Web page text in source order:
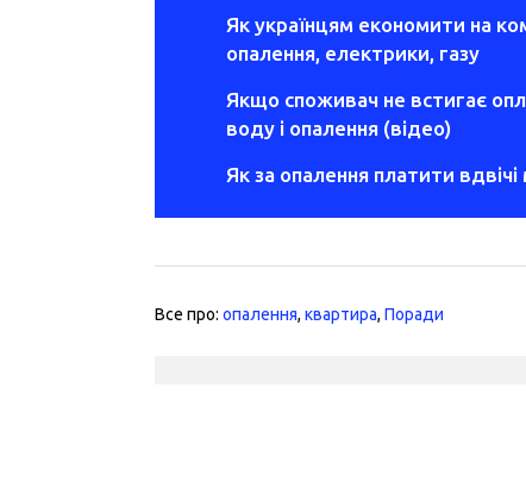
Як українцям економити на
опалення, електрики, газу
Якщо споживач не встигає
воду і опалення (відео)
Як за опалення платити
Все про:опалення,квартира,Поради